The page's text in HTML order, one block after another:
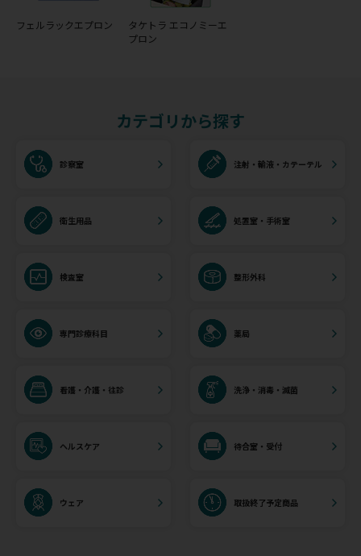
フェルラックエプロン
タケトラ エコノミーエ
プロン
カテゴリから探す
診察室 注射・輸液・カテーテル
衛生用品 処置室・手術室
検査室 整形外科
専門診療科目 薬局
看護・介護・往診 洗浄・消毒・滅菌
ヘルスケア 待合室・受付
ウェア 取扱終了予定商品